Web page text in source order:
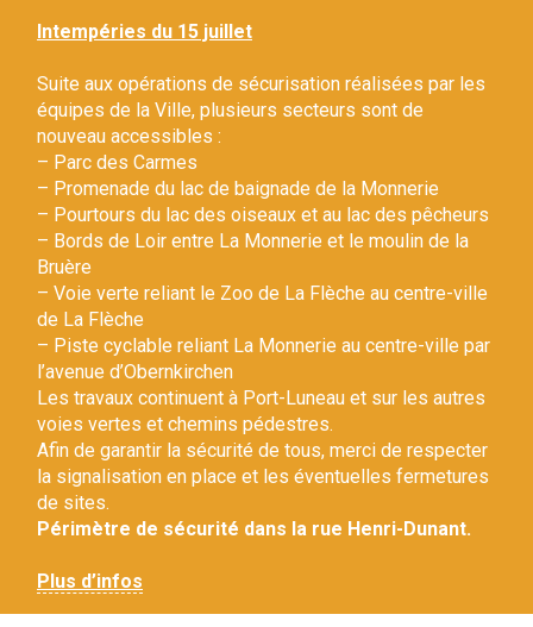
Intempéries du 15 juillet
Suite aux opérations de sécurisation réalisées par les
équipes de la Ville, plusieurs secteurs sont de
nouveau accessibles :
– Parc des Carmes
– Promenade du lac de baignade de la Monnerie
– Pourtours du lac des oiseaux et au lac des pêcheurs
– Bords de Loir entre La Monnerie et le moulin de la
Bruère
– Voie verte reliant le Zoo de La Flèche au centre-ville
de La Flèche
– Piste cyclable reliant La Monnerie au centre-ville par
l’avenue d’Obernkirchen
Les travaux continuent à Port-Luneau et sur les autres
voies vertes et chemins pédestres.
Afin de garantir la sécurité de tous, merci de respecter
la signalisation en place et les éventuelles fermetures
de sites.
Périmètre de sécurité dans la rue Henri-Dunant.
Plus d’infos